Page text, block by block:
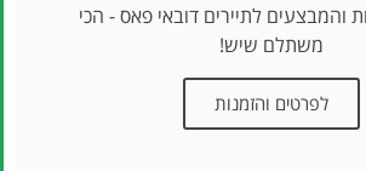
והמבצעים לתיירים דובאי פאס - הכי
משתלם שיש!
לפרטים והזמנות